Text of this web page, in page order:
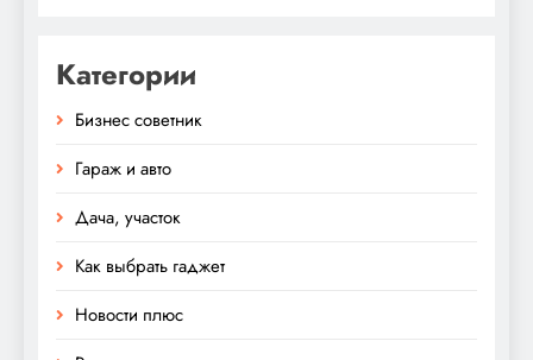
Категории
Бизнес советник
Гараж и авто
Дача, участок
Как выбрать гаджет
Новости плюс